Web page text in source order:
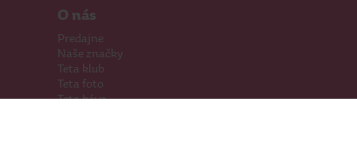
O nás
Predajne
Naše značky
Teta klub
Teta foto
Teta káva